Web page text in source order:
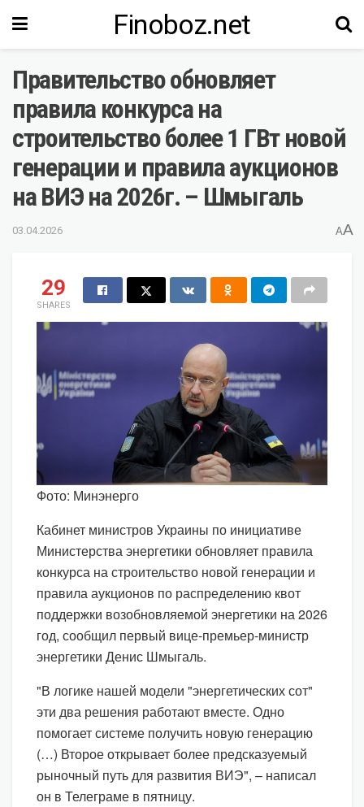
Finoboz.net
Правительство обновляет
правила конкурса на
строительство более 1 ГВт новой
генерации и правила аукционов
на ВИЭ на 2026г. – Шмыгаль
03.04.2026 AA
29
SHARES
Фото: Минэнерго
Кабинет министров Украины по инициативе
Министерства энергетики обновляет правила
конкурса на строительство новой генерации и
правила аукционов по распределению квот
поддержки возобновляемой энергетики на 2026
год, сообщил первый вице-премьер-министр
энергетики Денис Шмыгаль.
"В логике нашей модели "энергетических сот"
эти два решения работают вместе. Одно
помогает системе получить новую генерацию
(…) Второе открывает более предсказуемый
рыночный путь для развития ВИЭ", – написал
он в Телеграме в пятницу.